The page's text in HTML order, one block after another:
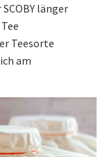
länger
Teesorte
am